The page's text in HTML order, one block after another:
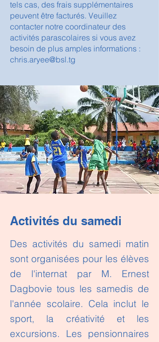
tels cas, des frais supplémentaires
peuvent être facturés. Veuillez
contacter notre coordinateur des
activités parascolaires si vous avez
besoin de plus amples informations :
chris.aryee@bsl.tg
Activités du samedi
Des activités du samedi matin
sont organisées pour les élèves
de l'internat par M. Ernest
Dagbovie tous les samedis de
l'année scolaire. Cela inclut le
sport, la créativité et les
excursions. Les pensionnaires